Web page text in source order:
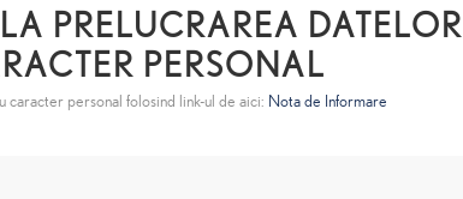
PRELUCRAREA DATELOR
PERSONAL
personal folosind link-ul de aici: Nota de Informare